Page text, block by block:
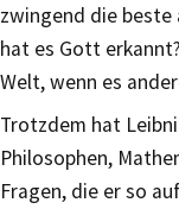
zwingend die beste
hat es Gott
Welt, wenn es
Trotzdem hat
Philosophen,
Fragen, die er so